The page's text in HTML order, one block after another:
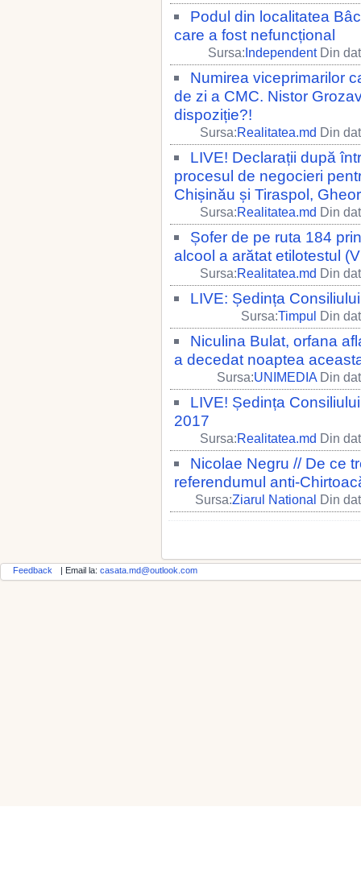
Podul din localitatea
care a fost nefuncțional
Sursa:IndependentDin
Numirea viceprimarilor
de zi a CMC. Nistor
dispoziție?!
Sursa:Realitatea.md Din
LIVE! Declarații după
procesul de negocieri
Chișinău și Tiraspol,
Sursa:Realitatea.md Din
Șofer de pe ruta 184
alcool a arătat etilotestul
Sursa:Realitatea.md Din
LIVE: Ședința
Sursa:Timpul Din
Niculina Bulat, orfana
a decedat noaptea
Sursa:UNIMEDIA Din
LIVE! Ședința
2017
Sursa:Realitatea.md Din
Nicolae Negru // De ce
referendumul anti-
Sursa:Ziarul National Din
Feedback | Email la: casata.md@outlook.com